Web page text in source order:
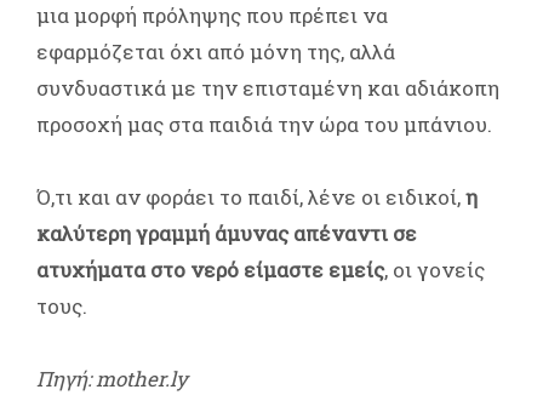
μια μορφή πρόληψης που πρέπει να
εφαρμόζεται όχι από μόνη της, αλλά
συνδυαστικά με την επισταμένη και αδιάκοπη
προσοχή μας στα παιδιά την ώρα του μπάνιου.
Ό,τι και αν φοράει το παιδί, λένε οι ειδικοί,η
καλύτερη γραμμή άμυνας απέναντι σε
ατυχήματα στο νερό είμαστε εμείς, οι γονείς
τους.
Πηγή: mother.ly